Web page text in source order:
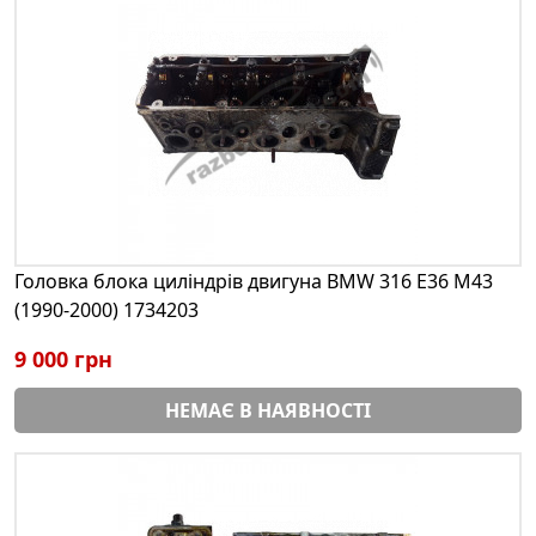
Головка блока циліндрів двигуна BMW 316 E36 M43
(1990-2000) 1734203
9 000 грн
НЕМАЄ В НАЯВНОСТІ